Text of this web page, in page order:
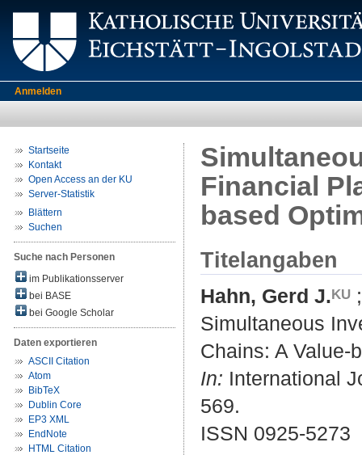
Anmelden
Startseite
Kontakt
Open Access an der KU
Server-Statistik
Blättern
Suchen
Suche nach Personen
im Publikationsserver
bei BASE
bei Google Scholar
Daten exportieren
ASCII Citation
Atom
BibTeX
Dublin Core
EP3 XML
EndNote
HTML Citation
Financial
based
Titelangaben
Hahn, Gerd J.
Simultaneous
Chains: A Value-
In: International
569.
ISSN 0925-5273